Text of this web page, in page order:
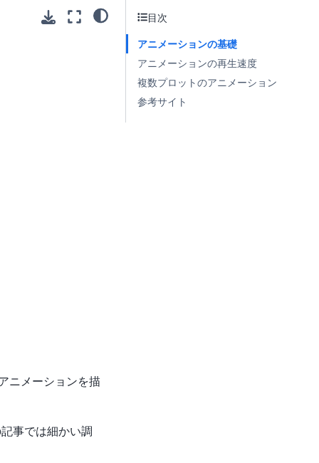
ニメーションを描
事では細かい調
目次
アニメーションの基礎
アニメーションの再生速度
複数プロットのアニメーション
参考サイト